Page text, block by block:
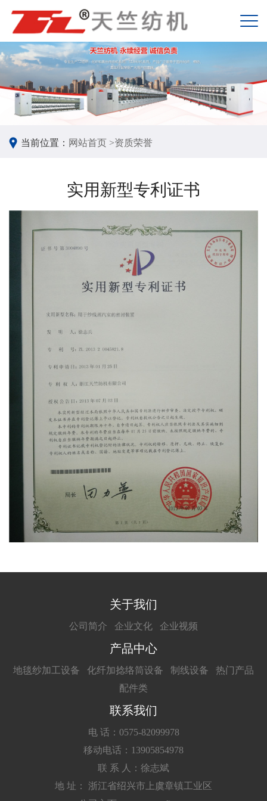
当前位置： 网站首页 >资质荣誉
实用新型专利证书
关于我们
公司简介 企业文化 企业视频
产品中心
地毯纱加工设备 化纤加捻络筒设备 制线设备
热门产品
配件类
联系我们
电 话：0575-82099978
移动电话：13905854978
联 系 人：徐志斌
地 址： 浙江省绍兴市上虞章镇工业区